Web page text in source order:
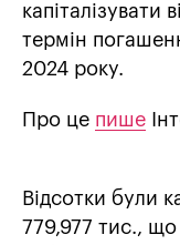
капіталізувати
термін
2024 року.
Про це пише
Відсотки були
779,977 тис.,